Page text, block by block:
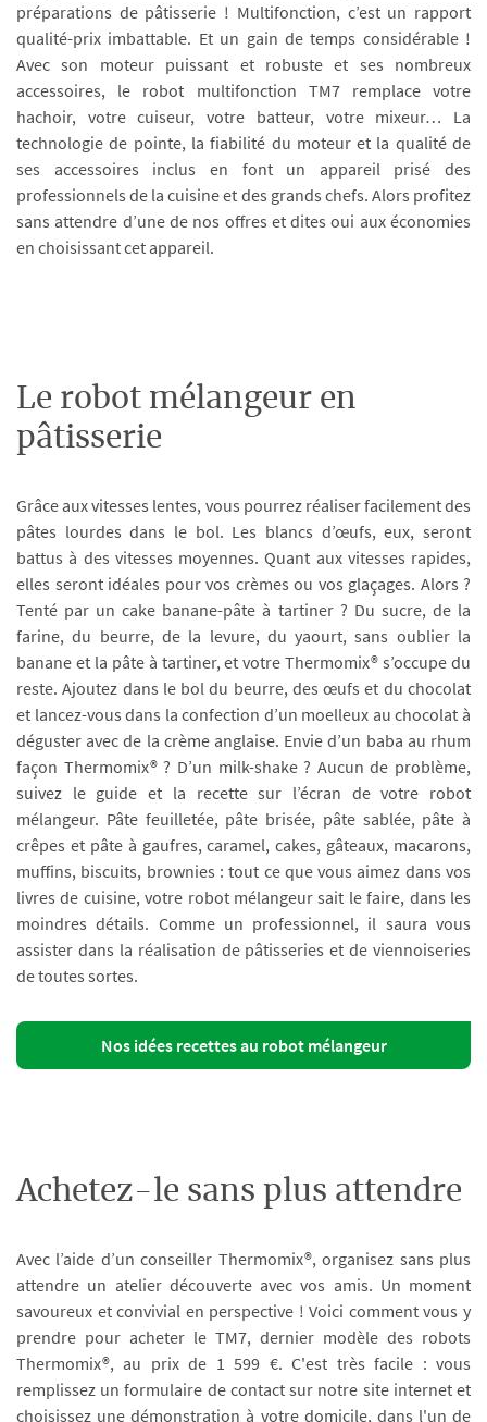
préparations de pâtisserie ! Multifonction, c’est un rapport
qualité-prix imbattable. Et un gain de temps considérable !
Avec son moteur puissant et robuste et ses nombreux
accessoires, le robot multifonction TM7 remplace votre
hachoir, votre cuiseur, votre batteur, votre mixeur… La
technologie de pointe, la fiabilité du moteur et la qualité de
ses accessoires inclus en font un appareil prisé des
professionnels de la cuisine et des grands chefs. Alors profitez
sans attendre d’une de nos offres et dites oui aux économies
en choisissant cet appareil.
Le robot mélangeur en
pâtisserie
Grâce aux vitesses lentes, vous pourrez réaliser facilement des
pâtes lourdes dans le bol. Les blancs d’œufs, eux, seront
battus à des vitesses moyennes. Quant aux vitesses rapides,
elles seront idéales pour vos crèmes ou vos glaçages. Alors ?
Tenté par un cake banane-pâte à tartiner ? Du sucre, de la
farine, du beurre, de la levure, du yaourt, sans oublier la
banane et la pâte à tartiner, et votre Thermomix® s’occupe du
reste. Ajoutez dans le bol du beurre, des œufs et du chocolat
et lancez-vous dans la confection d’un moelleux au chocolat à
déguster avec de la crème anglaise. Envie d’un baba au rhum
façon Thermomix® ? D’un milk-shake ? Aucun de problème,
suivez le guide et la recette sur l’écran de votre robot
mélangeur. Pâte feuilletée, pâte brisée, pâte sablée, pâte à
crêpes et pâte à gaufres, caramel, cakes, gâteaux, macarons,
muffins, biscuits, brownies : tout ce que vous aimez dans vos
livres de cuisine, votre robot mélangeur sait le faire, dans les
moindres détails. Comme un professionnel, il saura vous
assister dans la réalisation de pâtisseries et de viennoiseries
de toutes sortes.
Nos idées recettes au robot mélangeur
Achetez-le sans plus attendre
Avec l’aide d’un conseiller Thermomix®, organisez sans plus
attendre un atelier découverte avec vos amis. Un moment
savoureux et convivial en perspective ! Voici comment vous y
prendre pour acheter le TM7, dernier modèle des robots
Thermomix®, au prix de 1 599 €. C'est très facile : vous
remplissez un formulaire de contact sur notre site internet et
choisissez une démonstration à votre domicile, dans l'un de